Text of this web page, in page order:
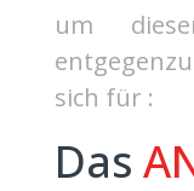
um
sich für :
Das